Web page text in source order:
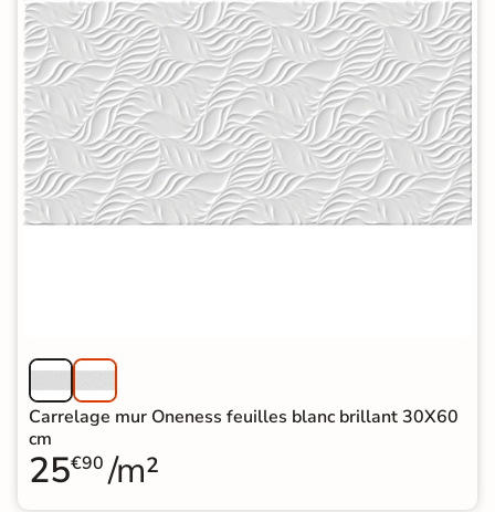
Carrelage mur Oneness feuilles blanc brillant 30X60
cm
25€90 /m²